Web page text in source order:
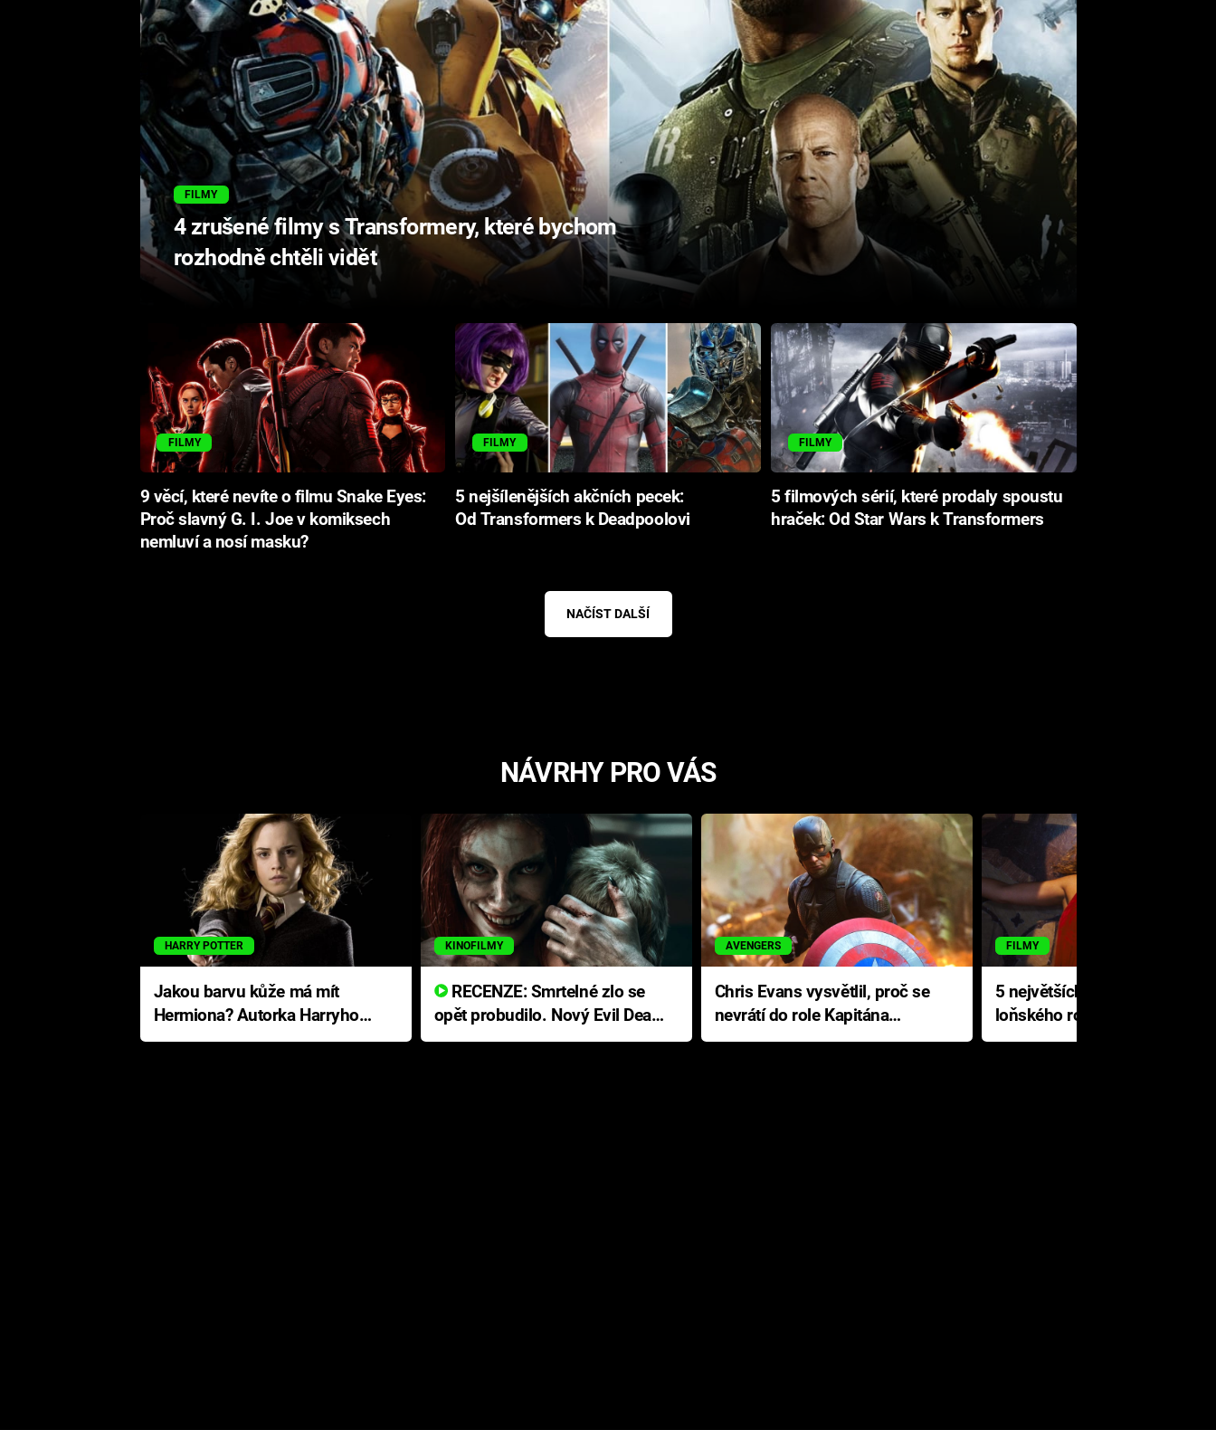
FILMY
4 zrušené filmy s Transformery, které bychom
rozhodně chtěli vidět
FILMY
9 věcí, které nevíte o filmu Snake Eyes:
Proč slavný G. I. Joe v komiksech
nemluví a nosí masku?
FILMY
5 nejšílenějších akčních pecek:
Od Transformers k Deadpoolovi
FILMY
5 filmových sérií, které prodaly spoustu
hraček: Od Star Wars k Transformers
NAČÍST DALŠÍ
NÁVRHY PRO VÁS
HARRY POTTER
Jakou barvu kůže má mít
Hermiona? Autorka Harryho
Pottera přišla s ráznou
KINOFILMY
RECENZE: Smrtelné zlo se
opět probudilo. Nový Evil Dead
přichází s neodolatelnou
AVENGERS
Chris Evans vysvětlil, proč se
nevrátí do role Kapitána
Ameriky
FILMY
5 největších propadáků
loňského roku: Disney na
jediné katastrofě prodělal 200